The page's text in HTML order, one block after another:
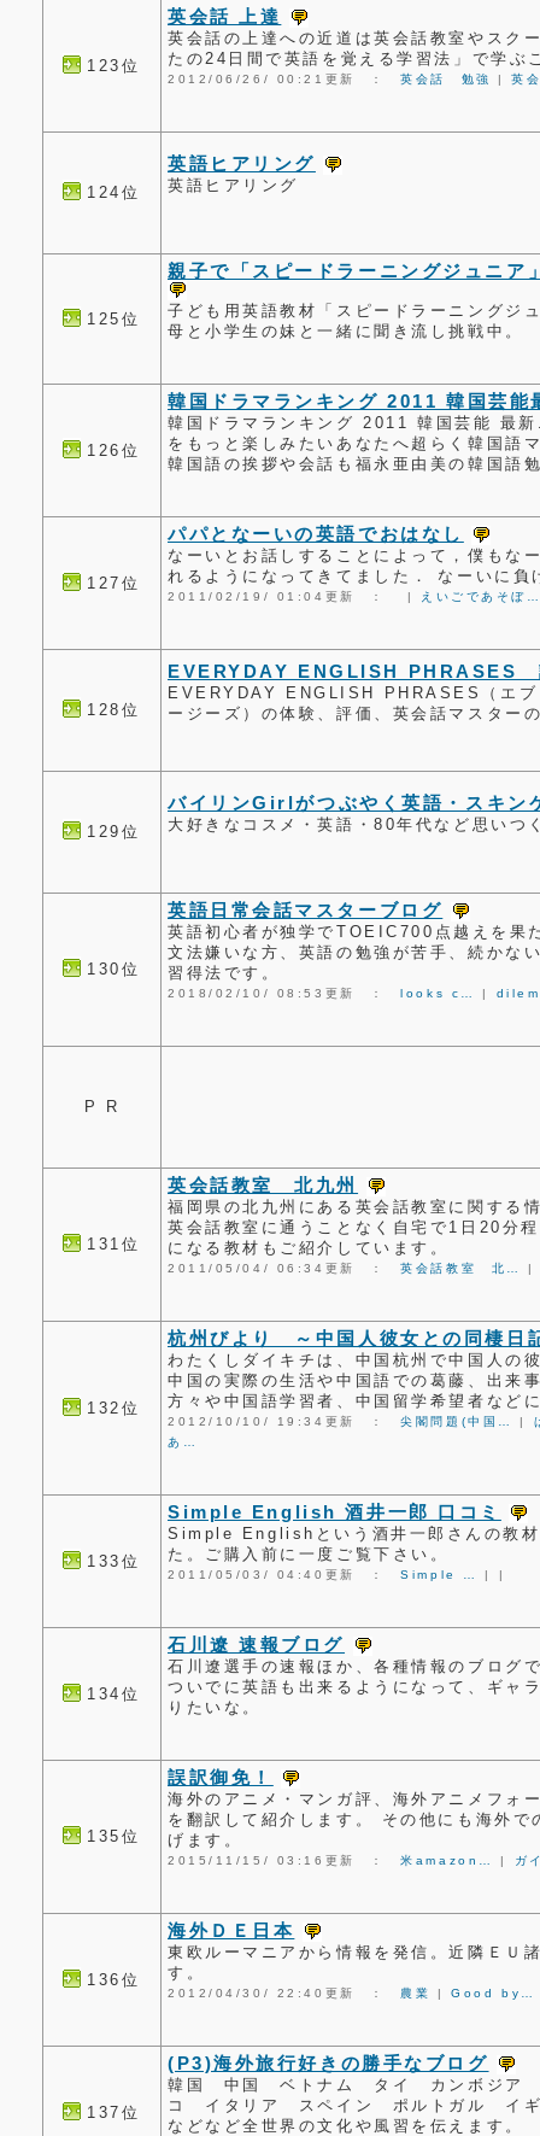
123位
英会話 上達
英会話の上達への近道は英会話教室やスク
たの24日間で英語を覚える学習法」で学ぶ
2012/06/26/ 00:21更新 ：英会話 勉強 |英
124位
英語ヒアリング
英語ヒアリング
125位
親子で「スピードラーニングジュニア
子ども用英語教材「スピードラーニングジ
母と小学生の妹と一緒に聞き流し挑戦中。
126位
韓国ドラマランキング 2011 韓国芸能
韓国ドラマランキング 2011 韓国芸能 最
をもっと楽しみたいあなたへ超らく韓国語
韓国語の挨拶や会話も福永亜由美の韓国語
127位
パパとなーいの英語でおはなし
なーいとお話しすることによって，僕もな
れるようになってきてました． なーいに負
2011/02/19/ 01:04更新 ： | えいごであそぼ
128位
EVERYDAY ENGLISH PHRASES
EVERYDAY ENGLISH PHRASES（エブ
ージーズ）の体験、評価、英会話マスター
129位
バイリンGirlがつぶやく英語・スキン
大好きなコスメ・英語・80年代など思いつ
130位
英語日常会話マスターブログ
英語初心者が独学でTOEIC700点越えを果
文法嫌いな方、英語の勉強が苦手、続かな
習得法です。
2018/02/10/ 08:53更新 ：looks c… |
P R
131位
英会話教室 北九州
福岡県の北九州にある英会話教室に関する
英会話教室に通うことなく自宅で1日20分
になる教材もご紹介しています。
2011/05/04/ 06:34更新 ：英会話教室 北…
132位
杭州びより ～中国人彼女との同棲日
わたくしダイキチは、中国杭州で中国人の
中国の実際の生活や中国語での葛藤、出来
方々や中国語学習者、中国留学希望者など
2012/10/10/ 19:34更新 ：尖閣問題(中国… |
あ…
133位
Simple English 酒井一郎 口コミ
Simple Englishという酒井一郎さんの教材
た。ご購入前に一度ご覧下さい。
2011/05/03/ 04:40更新 ：Simple … | |
134位
石川遼 速報ブログ
石川遼選手の速報ほか、各種情報のブログ
ついでに英語も出来るようになって、ギャ
りたいな。
135位
誤訳御免！
海外のアニメ・マンガ評、海外アニメフォ
を翻訳して紹介します。 その他にも海外で
げます。
2015/11/15/ 03:16更新 ：米amazon… | ガ
136位
海外ＤＥ日本
東欧ルーマニアから情報を発信。近隣ＥＵ
す。
2012/04/30/ 22:40更新 ： 農業 |Good by…
137位
(P3)海外旅行好きの勝手なブログ
韓国 中国 ベトナム タイ カンボジア
コ イタリア スペイン ポルトガル イ
などなど全世界の文化や風習を伝えます。